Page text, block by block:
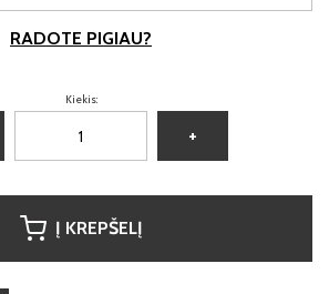
RADOTE PIGIAU?
Kiekis:
+
Į KREPŠELĮ